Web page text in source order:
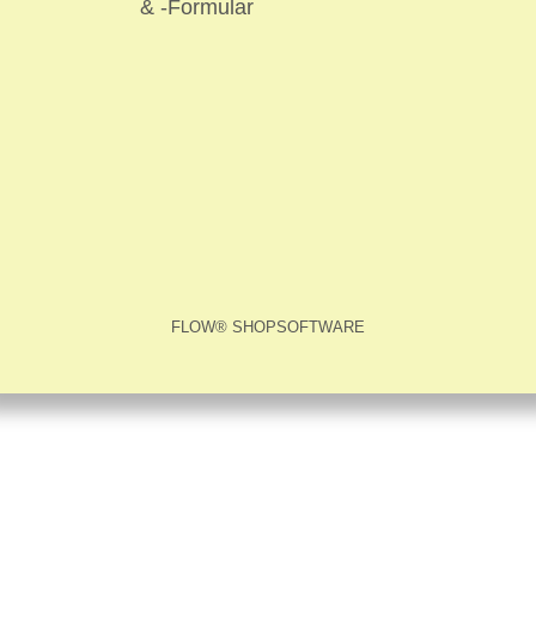
& -Formular
FLOW® SHOPSOFTWARE